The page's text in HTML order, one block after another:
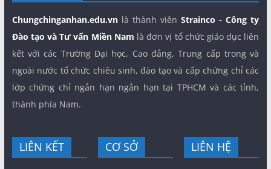
Chungchinganhan.edu.vnlà thành viênStrainco - Công ty
Đào tạo và Tư vấn Miền Nam là đơn vị tổ chức giáo dục liên
kết với các Trường Đại học, Cao đẳng, Trung cấp trong và
ngoài nước tổ chức chiêu sinh, đào tạo và cấp chứng chỉ các
lớp chứng chỉ ngắn hạn ngắn hạn tại TPHCM và các tỉnh,
thành phía Nam.
LIÊN KẾT CƠ SỞ LIÊN HỆ